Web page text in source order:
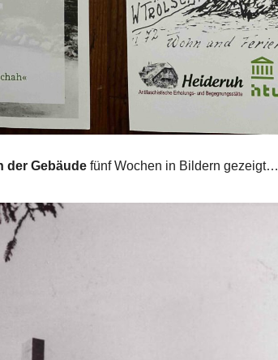
der Gebäude fünf Wochen in Bildern gezeigt…